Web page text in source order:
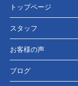
トップページ
スタッフ
お客様の声
ブログ